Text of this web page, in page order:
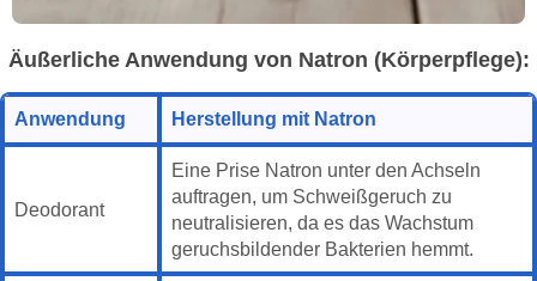
Äußerliche Anwendung von Natron (Körperpflege):
Anwendung Herstellung mit Natron
Deodorant
Eine Prise Natron unter den Achseln
auftragen, um Schweißgeruch zu
neutralisieren, da es das Wachstum
geruchsbildender Bakterien hemmt.